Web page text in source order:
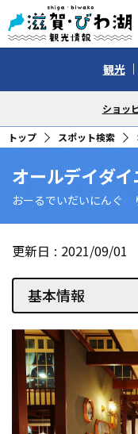
観光
ショッ
トップ スポット検索
オールデイダ
おーるでいだいにんぐ
更新日 2021/09/01
基本情報